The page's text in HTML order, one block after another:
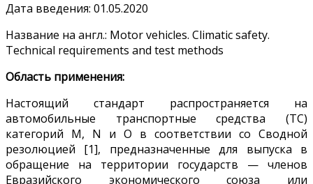
Дата введения: 01.05.2020
Название на англ.: Motor vehicles. Climatic safety.
Technical requirements and test methods
Область применения:
Настоящий стандарт распространяется на
автомобильные транспортные средства (ТС)
категорий М, N и О в соответствии со Сводной
резолюцией [1], предназначенные для выпуска в
обращение на территории государств — членов
Евразийского экономического союза или